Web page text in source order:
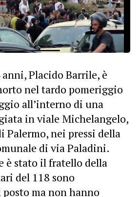
Placido Barrile, è
nel tardo pomeriggio
all’interno di una
in viale Michelangelo,
Palermo, nei pressi della
di via Paladini.
è stato il fratello della
del 118 sono
ma non hanno